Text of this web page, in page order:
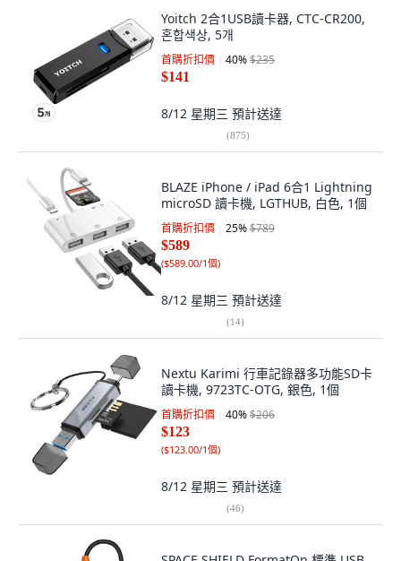
Yoitch 2合1USB讀卡器, CTC-CR200,
혼합색상, 5개
首購折扣價 40%$235
$141
8/12 星期三 預計送達
(875)
BLAZE iPhone / iPad 6合1 Lightning
microSD 讀卡機, LGTHUB, 白色, 1個
首購折扣價 25%$789
$589
($589.00/1個)
8/12 星期三 預計送達
(14)
Nextu Karimi 行車記錄器多功能SD卡
讀卡機, 9723TC-OTG, 銀色, 1個
首購折扣價 40%$206
$123
($123.00/1個)
8/12 星期三 預計送達
(46)